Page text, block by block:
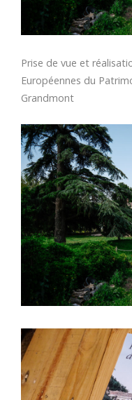
Prise de vue et
Européennes du
Grandmont